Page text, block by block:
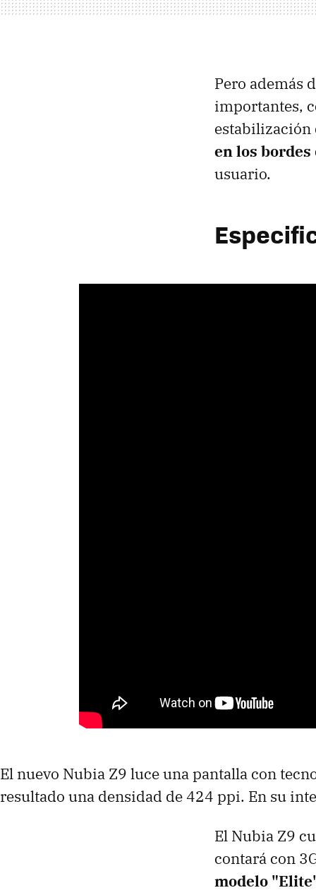
Pero además
importantes,
estabilización
en los
usuario.
El nuevo Nubia Z9 luce una pantalla con
resultado una densidad de 424 ppi. En su
El Nubia Z9
contará con
modelo